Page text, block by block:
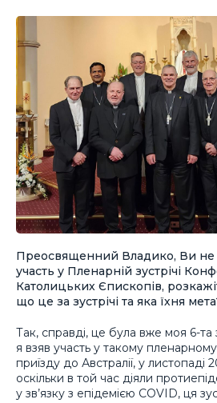
Преосвященний Владико, Ви
участь у Пленарній зустрічі
Католицьких Єпископів,
що це за зустрічі та яка їхня
Так, справді, це була вже моя 6-та
я взяв участь у такому пленарному
приїзду до Австралії, у листопаді
оскільки в той час діяли
у зв’язку з епідемією СOVID, ця